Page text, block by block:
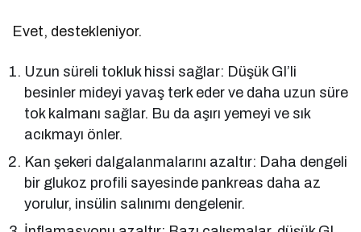
Evet, destekleniyor.
Uzun süreli tokluk hissi sağlar: Düşük GI’li
besinler mideyi yavaş terk eder ve daha uzun süre
tok kalmanı sağlar. Bu da aşırı yemeyi ve sık
acıkmayı önler.
Kan şekeri dalgalanmalarını azaltır: Daha dengeli
bir glukoz profili sayesinde pankreas daha az
yorulur, insülin salınımı dengelenir.